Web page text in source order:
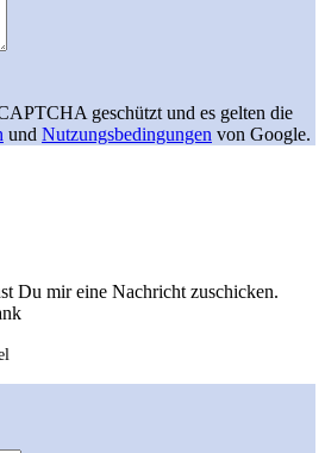
geschützt und es gelten die
und Nutzungsbedingungen von Google.
Du mir eine Nachricht zuschicken.